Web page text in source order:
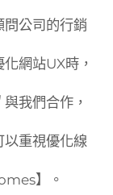
公司的行銷
網站UX時，
我們合作，
重視優化線
】。